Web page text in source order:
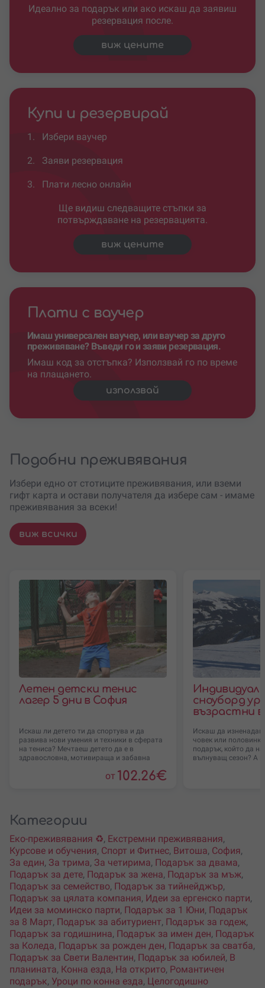
Идеално за подарък или ако искаш да заявиш
резервация после.
виж цените
Купи и резервирай
1. Избери ваучер
2. Заяви резервация
3. Плати лесно онлайн
Ще видиш следващите стъпки за
потвърждаване на резервацията.
виж цените
Плати с ваучер
Имаш универсален ваучер, или ваучер за друго
преживяване? Въведи го и заяви резервация.
Имаш код за отстъпка? Използвай го по време
на плащането.
използвай
Подобни преживявания
Избери едно от стотиците преживявания, или вземи
гифт карта и остави получателя да избере сам - имаме
преживявания за всеки!
виж всички
Летен детски тенис
лагер 5 дни в София
Искаш ли детето ти да спортува и да
развива нови умения и техники в сферата
на тениса? Мечтаеш детето да е в
здравословна, мотивираща и забавна
от 102.26€
сноуборд
възрастни
Искаш да
човек или
подарък, който да
вълнуващ сезон? А
Категории
Еко-преживявания ♻️, Екстремни преживявания,
Курсове и обучения, Спорт и Фитнес, Витоша, София,
За един, За трима, За четирима, Подарък за двама,
Подарък за дете, Подарък за жена, Подарък за мъж,
Подарък за семейство, Подарък за тийнейджър,
Подарък за цялата компания, Идеи за ергенско парти,
Идеи за моминско парти, Подарък за 1 Юни, Подарък
за 8 Март, Подарък за абитуриент, Подарък за годеж,
Подарък за годишнина, Подарък за имен ден, Подарък
за Коледа, Подарък за рожден ден, Подарък за сватба,
Подарък за Свети Валентин, Подарък за юбилей, В
планината, Конна езда, На открито, Романтичен
подарък, Уроци по конна езда, Целогодишно